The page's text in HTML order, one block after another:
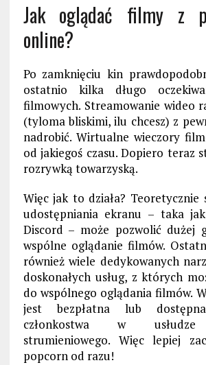
Jak oglądać filmy z
online?
Po zamknięciu kin
ostatnio kilka długo
filmowych. Streamowanie wideo
(tyloma bliskimi, ilu chcesz) z
nadrobić. Wirtualne wieczory
od jakiegoś czasu. Dopiero teraz
rozrywką towarzyską.
Więc jak to działa? Teoretycznie
udostępniania ekranu – taka
Discord – może pozwolić dużej
wspólne oglądanie filmów.
również wiele dedykowanych
doskonałych usług, z których
do wspólnego oglądania filmów.
jest bezpłatna lub
członkostwa w usłudze
strumieniowego. Więc lepiej
popcorn od razu!